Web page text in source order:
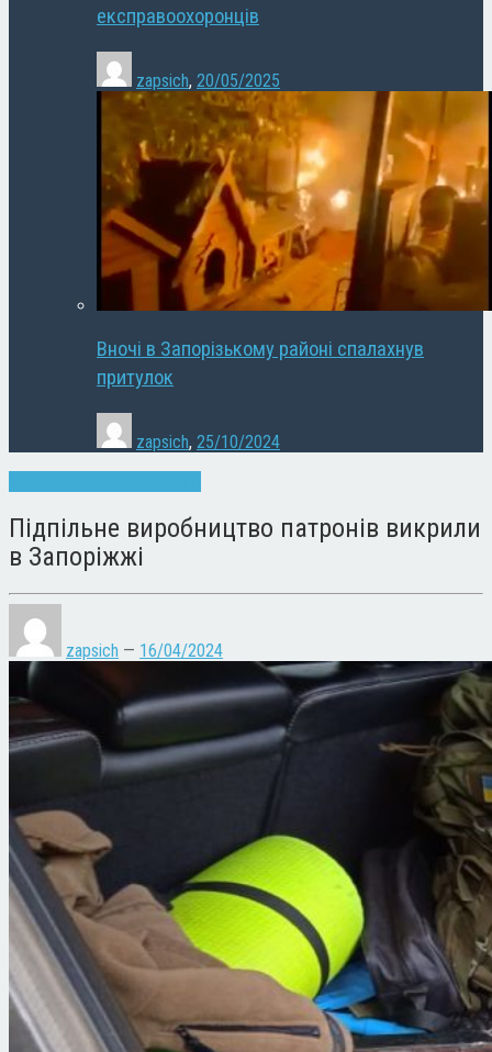
експравоохоронців
zapsich, 20/05/2025
Вночі в Запорізькому районі спалахнув
притулок
zapsich, 25/10/2024
Підпільне виробництво патронів викрили
в Запоріжжі
zapsich — 16/04/2024